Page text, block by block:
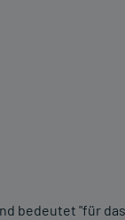
bedeutet "für